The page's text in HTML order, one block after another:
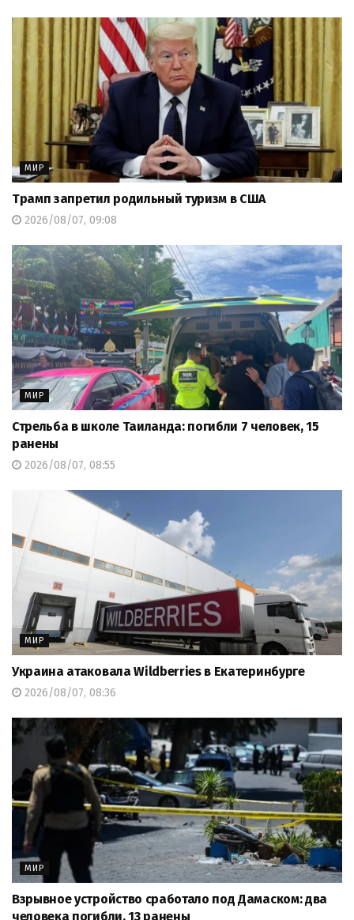
МИР
Трамп запретил родильный туризм в США
2026/08/07, 09:08
МИР
Стрельба в школе Таиланда: погибли 7 человек, 15
ранены
2026/08/07, 08:55
МИР
Украина атаковала Wildberries в Екатеринбурге
2026/08/07, 08:36
МИР
Взрывное устройство сработало под Дамаском: два
человека погибли, 13 ранены